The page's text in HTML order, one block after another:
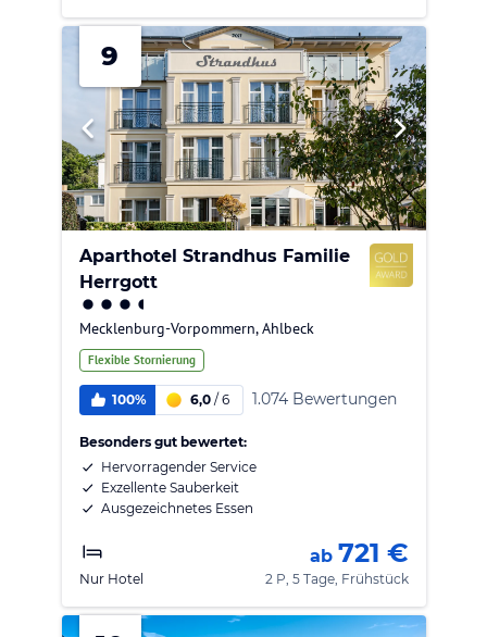
9
Aparthotel Strandhus Familie
Herrgott
Mecklenburg-Vorpommern,Ahlbeck
Flexible Stornierung
100% 6,0/ 6 1.074 Bewertungen
Besonders gut bewertet:
Hervorragender Service
Exzellente Sauberkeit
Ausgezeichnetes Essen
Nur Hotel
ab 721 €
2 P, 5 Tage, Frühstück